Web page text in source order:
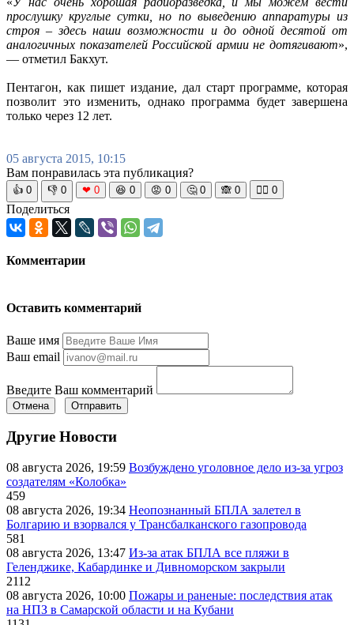
прослушку круглые сутки, но по выведению аппаратуры из
строя – здесь наши возможности и до одной десятой от
аналогичных показателей Российской армии не дотягивают»,
— отметил Бакхут.
Пентагон, как пишет издание, дал старт программе, которая
позволит это изменить, однако программа будет завершена
только через 12 лет.
05 августа 2015, 10:15
Вам понравилась эта публикация?
👍 0 👎 0 ❤ 0 😆 0 😡 0 🤔 0 🙈 0 🧘‍♀️ 0
Поделиться
Комментарии
Оставить комментарий
Ваше имя
Ваш email
Введите Ваш комментарий
Отмена Отправить
Другие Новости
08 августа 2026, 19:59 Возбуждено уголовное дело из-за угроз
создателям «Колобка»
459
08 августа 2026, 19:34 Неопознанный БПЛА залетел в
Болгарию и взорвался у Трансбалканского газопровода
581
08 августа 2026, 13:47 Из-за атак БПЛА все пляжи в
Геленджике, Кабардинке и Дивноморском закрыли
2112
08 августа 2026, 10:00 Пожары и раненые: последствия атак
на НПЗ в Самарской области и на Кубани